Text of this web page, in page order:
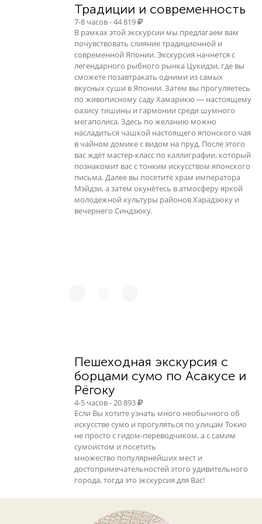
Традиции и современность
7-8 часов - 44 819
В рамках этой экскурсии мы предлагаем вам
почувствовать слияние традиционной и
современной Японии. Экскурсия начнется с
легендарного рыбного рынка Цукидзи, где вы
сможете позавтракать одними из самых
вкусных суши в Японии. Затем вы прогуляетесь
по живописному саду Хамарикю — настоящему
оазису тишины и гармонии среди шумного
мегаполиса. Здесь по желанию можно
насладиться чашкой настоящего японского чая
в чайном домике с видом на пруд. После этого
вас ждёт мастер-класс по каллиграфии, который
познакомит вас с тонким искусством японского
письма. Далее вы посетите храм императора
Мэйдзи, а затем окунётесь в атмосферу яркой
молодежной культуры районов Харадзюку и
вечернего Синдзюку.
Пешеходная экскурсия с
борцами сумо по Асакусе и
Рёгоку
4-5 часов - 20 893
Если Вы хотите узнать много необычного об
искусстве сумо и прогуляться по улицам Токио
не просто с гидом-переводчиком, а с самим
сумоистом и посетить
множество популярнейших мест и
достопримечательностей этого удивительного
города, тогда это экскурсия для Вас!